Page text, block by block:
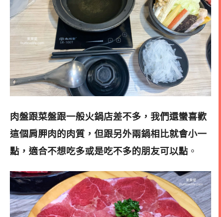
肉盤跟菜盤跟一般火鍋店差不多，我們還蠻喜歡
這個肩胛肉的肉質，但跟另外兩鍋相比就會小一
點，適合不想吃多或是吃不多的朋友可以點 。